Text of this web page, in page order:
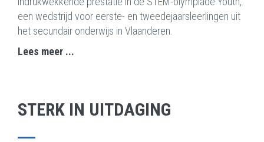
een wedstrijd voor eerste- en tweedejaarsleerlingen uit
het secundair onderwijs in Vlaanderen.
Lees meer ...
STERK IN UITDAGING